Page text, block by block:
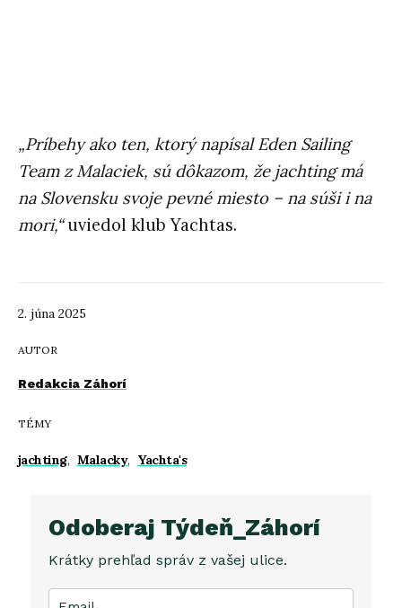
2. júna 2025
AUTOR
Redakcia Záhorí
TÉMY
jachting, Malacky, Yachta's
„Príbehy ako ten, ktorý napísal Eden Sailing
Team z Malaciek, sú dôkazom, že jachting má
na Slovensku svoje pevné miesto – na súši i na
mori,“uviedol klub Yachtas.
Odoberaj Týdeň_Záhorí
Krátky prehľad správ z vašej ulice.